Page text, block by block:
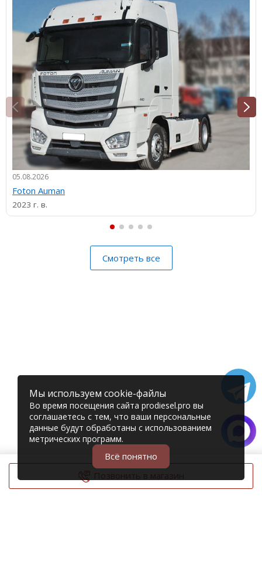
Позвонить в магазин
05.08.2026
Foton Auman
2023 г. в.
Смотреть все
© 2006 – 2026 Prodiesel
Мы используем cookie-файлы
Во время посещения сайта prodiesel.pro вы
соглашаетесь с тем, что ваши персональные
данные будут обработаны с использованием
метрических программ.
Всё понятно